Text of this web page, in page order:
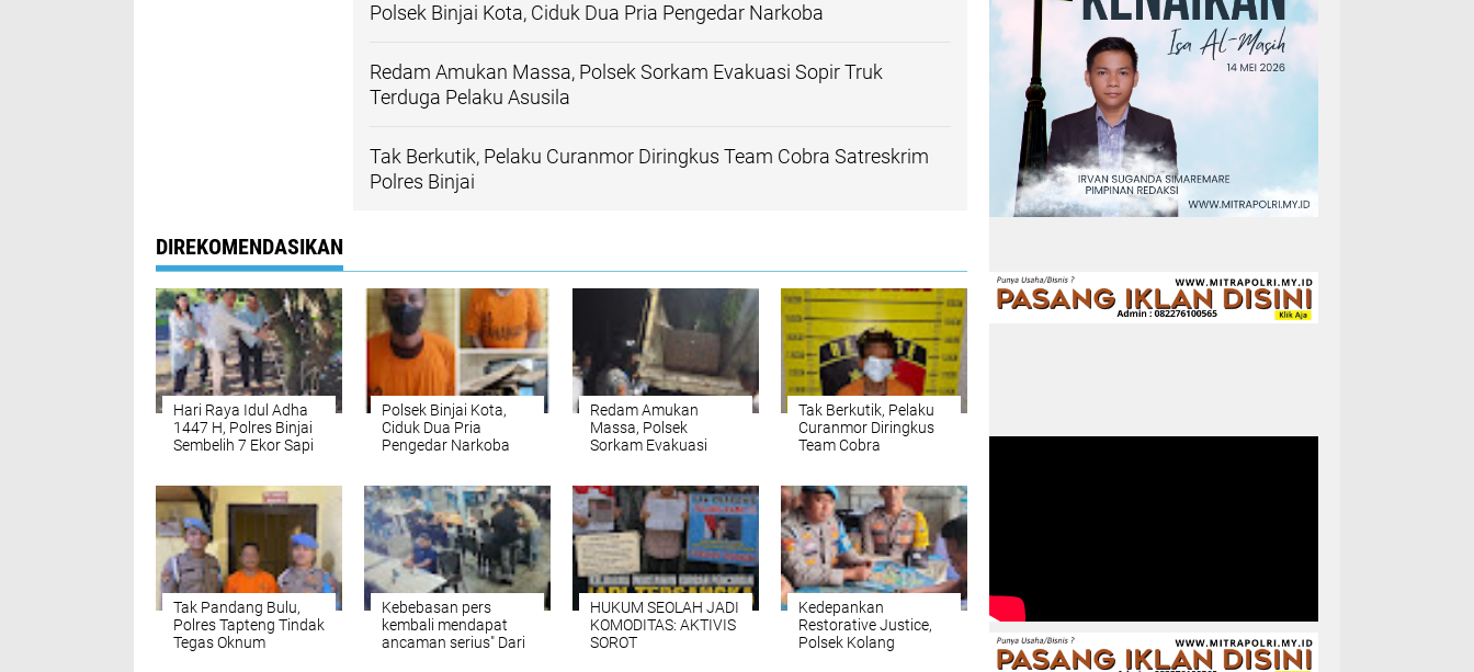
Polsek Binjai Kota, Ciduk Dua Pria Pengedar Narkoba
Redam Amukan Massa, Polsek Sorkam Evakuasi Sopir Truk
Terduga Pelaku Asusila
Tak Berkutik, Pelaku Curanmor Diringkus Team Cobra Satreskrim
Polres Binjai
DIREKOMENDASIKAN
Hari Raya Idul Adha
1447 H, Polres Binjai
Sembelih 7 Ekor Sapi
Polsek Binjai Kota,
Ciduk Dua Pria
Pengedar Narkoba
Redam Amukan
Massa, Polsek
Sorkam Evakuasi
Tak Berkutik, Pelaku
Curanmor Diringkus
Team Cobra
Tak Pandang Bulu,
Polres Tapteng Tindak
Tegas Oknum
Kebebasan pers
kembali mendapat
ancaman serius" Dari
HUKUM SEOLAH JADI
KOMODITAS: AKTIVIS
SOROT
Kedepankan
Restorative Justice,
Polsek Kolang